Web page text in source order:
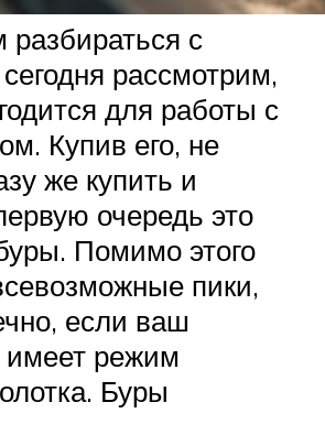
с
рассмотрим,
для работы с
Купив его, не
же купить и
очередь это
Помимо этого
пики,
если ваш
режим
Буры